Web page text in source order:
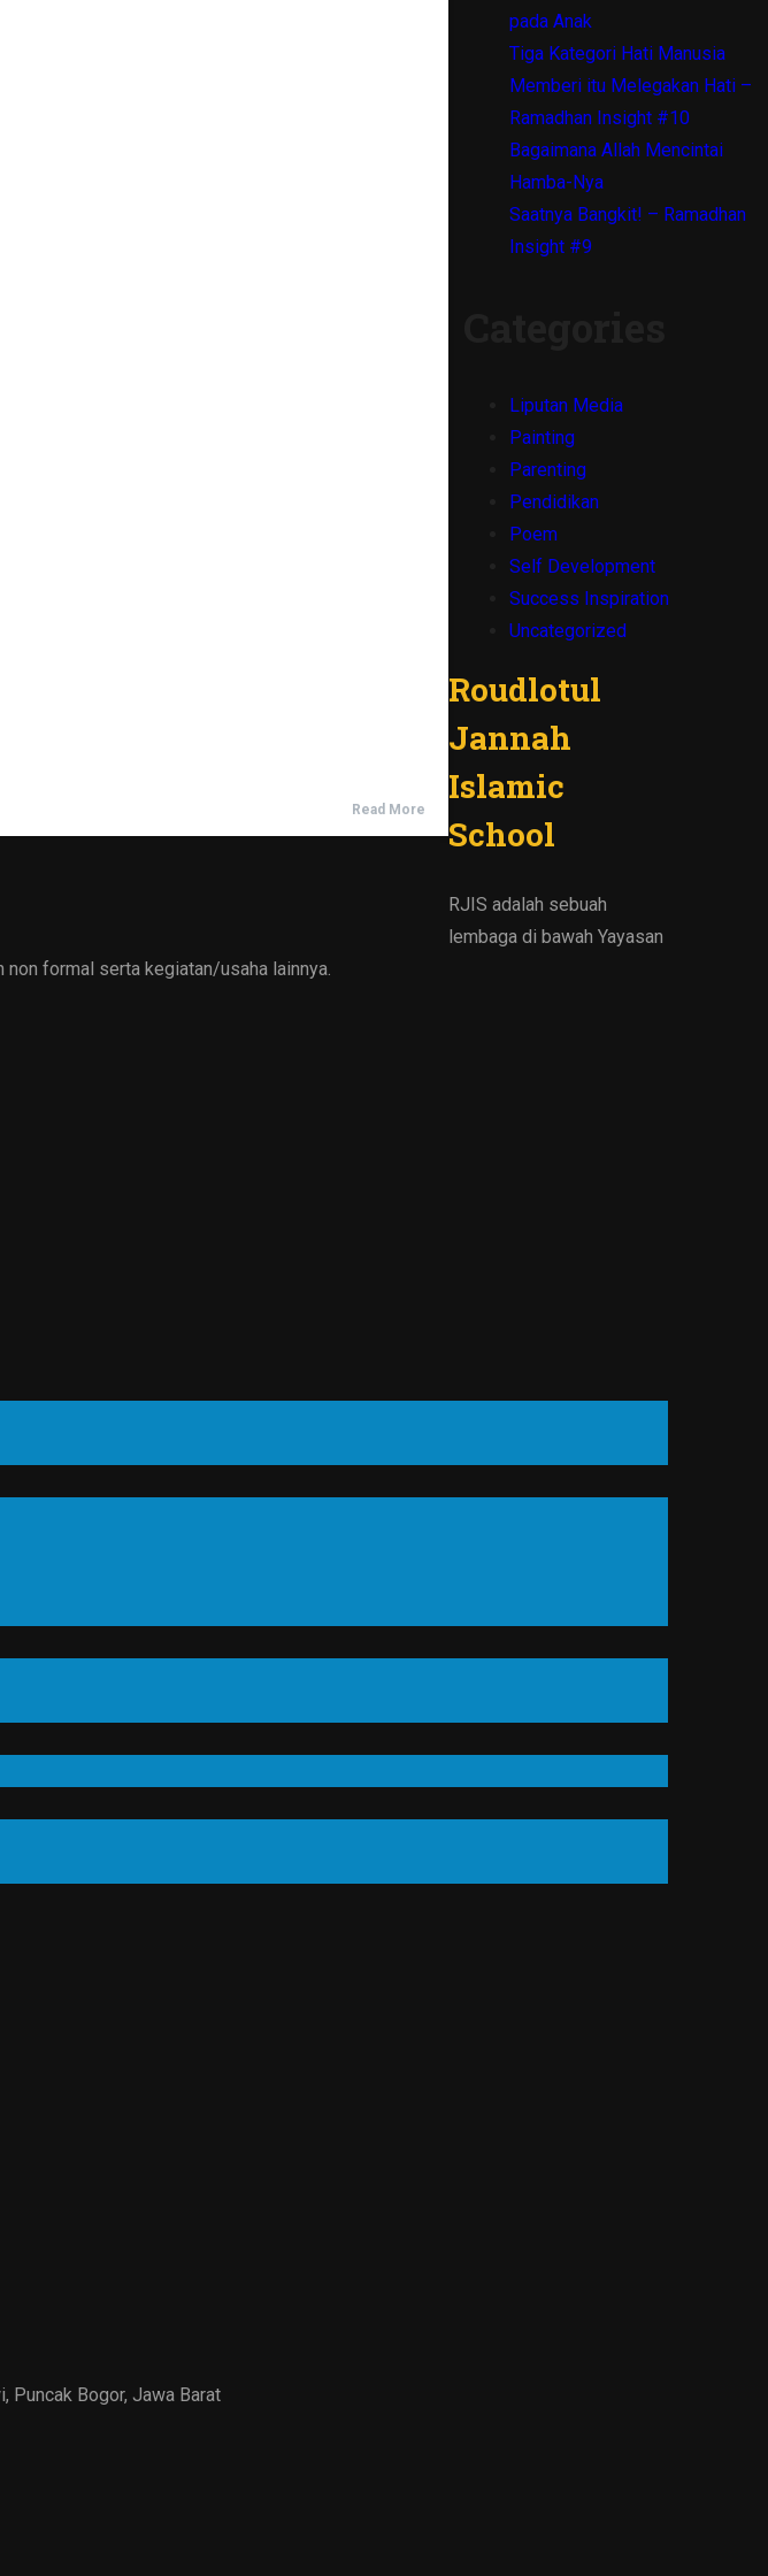
Read More
pada Anak
Tiga Kategori Hati Manusia
Memberi itu Melegakan Hati –
Ramadhan Insight #10
Bagaimana Allah Mencintai
Hamba-Nya
Saatnya Bangkit! – Ramadhan
Insight #9
Liputan Media
Painting
Parenting
Pendidikan
Poem
Self Development
Success Inspiration
Uncategorized
Roudlotul
Jannah
Islamic
School
RJIS adalah sebuah
lembaga di bawah Yayasan
non formal serta kegiatan/usaha lainnya.
Puncak Bogor, Jawa Barat